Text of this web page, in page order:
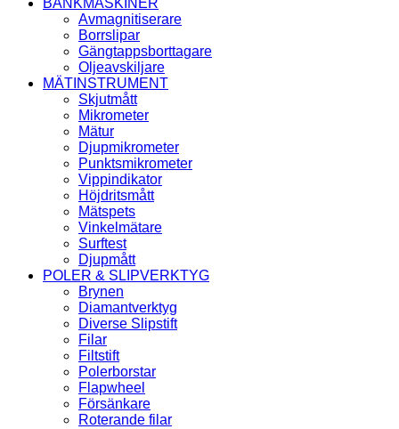
BÄNKMASKINER
Avmagnitiserare
Borrslipar
Gängtappsborttagare
Oljeavskiljare
MÄTINSTRUMENT
Skjutmått
Mikrometer
Mätur
Djupmikrometer
Punktsmikrometer
Vippindikator
Höjdritsmått
Mätspets
Vinkelmätare
Surftest
Djupmått
POLER & SLIPVERKTYG
Brynen
Diamantverktyg
Diverse Slipstift
Filar
Filtstift
Polerborstar
Flapwheel
Försänkare
Roterande filar